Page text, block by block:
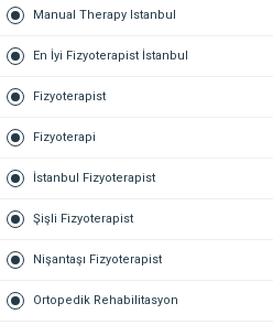
Manual Therapy Istanbul
En İyi Fizyoterapist İstanbul
Fizyoterapist
Fizyoterapi
İstanbul Fizyoterapist
Şişli Fizyoterapist
Nişantaşı Fizyoterapist
Ortopedik Rehabilitasyon